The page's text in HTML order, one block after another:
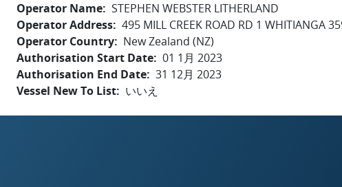
Operator Name STEPHEN WEBSTER LITHERLAND
Operator Address 495 MILL CREEK ROAD RD 1 WHITIANGA
Operator Country
New Zealand (NZ)
Authorisation Start Date 01 1月 2023
Authorisation End Date 31 12月 2023
Vessel New To List
いいえ